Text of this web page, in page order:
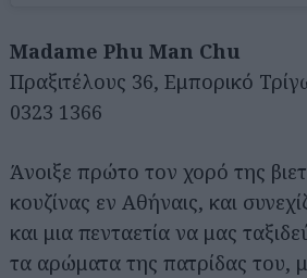
Madame Phu Man Chu
Πραξιτέλους 36, Εμπορικό
0323 1366
Άνοιξε πρώτο τον χορό της
κουζίνας εν Αθήναις, και
και μια πενταετία να μας
τα αρώματα της πατρίδας του,